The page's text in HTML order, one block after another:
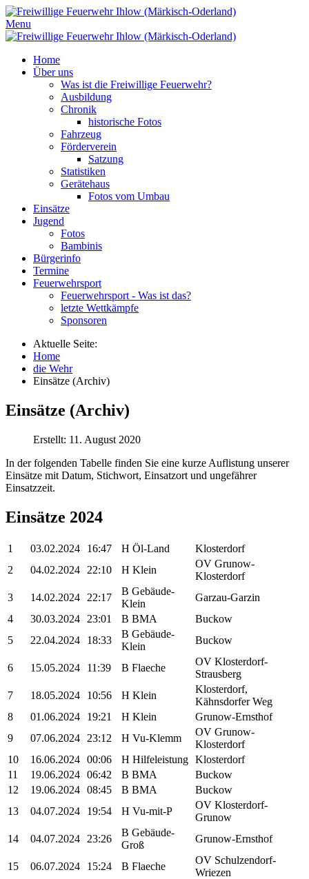
Menu
Home
Über uns
Was ist die Freiwillige Feuerwehr?
Ausbildung
Chronik
historische Fotos
Fahrzeug
Förderverein
Satzung
Statistiken
Gerätehaus
Fotos vom Umbau
Einsätze
Jugend
Fotos
Bambinis
Bürgerinfo
Termine
Feuerwehrsport
Feuerwehrsport - Was ist das?
letzte Wettkämpfe
Sponsoren
Aktuelle Seite:
Home
die Wehr
Einsätze (Archiv)
Einsätze (Archiv)
Erstellt: 11. August 2020
In der folgenden Tabelle finden Sie eine kurze Auflistung unserer
Einsätze mit Datum, Stichwort, Einsatzort und ungefährer
Einsatzzeit.
Einsätze 2024
1 03.02.2024 16:47 H Öl-Land
Klosterdorf
2
04.02.2024 22:10 H Klein
OV Grunow-
Klosterdorf
3
14.02.2024 22:17
B Gebäude-
Klein
Garzau-Garzin
4
30.03.2024 23:01 B BMA
Buckow
5
22.04.2024 18:33
B Gebäude-
Klein
Buckow
6 15.05.2024 11:39 B Flaeche
OV Klosterdorf-
Strausberg
7
18.05.2024 10:56 H Klein
Klosterdorf,
Kähnsdorfer Weg
8
01.06.2024 19:21 H Klein
Grunow-Ernsthof
9
07.06.2024 23:12 H Vu-Klemm
OV Grunow-
Klosterdorf
10
16.06.2024 00:06 H Hilfeleistung Klosterdorf
11
19.06.2024 06:42 B BMA
Buckow
12
19.06.2024 08:45 B BMA
Buckow
13
04.07.2024 19:54 H Vu-mit-P
OV Klosterdorf-
Grunow
14
04.07.2024 23:26
B Gebäude-
Groß
Grunow-Ernsthof
15 06.07.2024 15:24 B Flaeche
OV Schulzendorf-
Wriezen